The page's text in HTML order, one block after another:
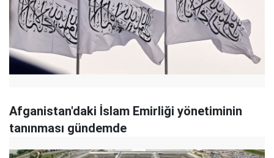
Afganistan'daki İslam Emirliği yönetiminin
tanınması gündemde